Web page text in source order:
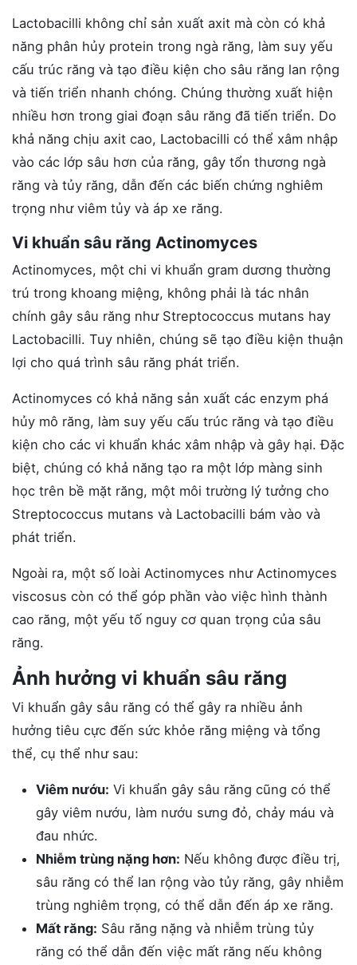
Lactobacilli không chỉ sản xuất axit mà còn có khả
năng phân hủy protein trong ngà răng, làm suy yếu
cấu trúc răng và tạo điều kiện cho sâu răng lan rộng
và tiến triển nhanh chóng. Chúng thường xuất hiện
nhiều hơn trong giai đoạn sâu răng đã tiến triển. Do
khả năng chịu axit cao, Lactobacilli có thể xâm nhập
vào các lớp sâu hơn của răng, gây tổn thương ngà
răng và tủy răng, dẫn đến các biến chứng nghiêm
trọng như viêm tủy và áp xe răng.
Vi khuẩn sâu răng Actinomyces
Actinomyces, một chi vi khuẩn gram dương thường
trú trong khoang miệng, không phải là tác nhân
chính gây sâu răng như Streptococcus mutans hay
Lactobacilli. Tuy nhiên, chúng sẽ tạo điều kiện thuận
lợi cho quá trình sâu răng phát triển.
Actinomyces có khả năng sản xuất các enzym phá
hủy mô răng, làm suy yếu cấu trúc răng và tạo điều
kiện cho các vi khuẩn khác xâm nhập và gây hại. Đặc
biệt, chúng có khả năng tạo ra một lớp màng sinh
học trên bề mặt răng, một môi trường lý tưởng cho
Streptococcus mutans và Lactobacilli bám vào và
phát triển.
Ngoài ra, một số loài Actinomyces như Actinomyces
viscosus còn có thể góp phần vào việc hình thành
cao răng, một yếu tố nguy cơ quan trọng của sâu
răng.
Ảnh hưởng vi khuẩn sâu răng
Vi khuẩn gây sâu răng có thể gây ra nhiều ảnh
hưởng tiêu cực đến sức khỏe răng miệng và tổng
thể, cụ thể như sau:
Viêm nướu: Vi khuẩn gây sâu răng cũng có thể
gây viêm nướu, làm nướu sưng đỏ, chảy máu và
đau nhức.
Nhiễm trùng nặng hơn: Nếu không được điều trị,
sâu răng có thể lan rộng vào tủy răng, gây nhiễm
trùng nghiêm trọng, có thể dẫn đến áp xe răng.
Mất răng: Sâu răng nặng và nhiễm trùng tủy
răng có thể dẫn đến việc mất răng nếu không